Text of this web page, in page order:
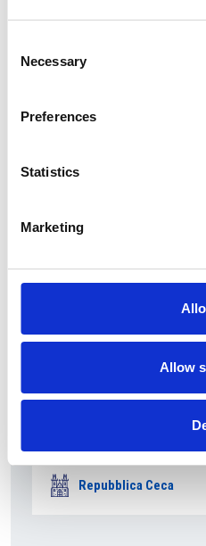
Selection
Necessary
Preferences
Statistics
Marketing
Allow
semestre
7 Agosto 2026
Nel primo semestre è
costruzione di nuove
Repubblica Ceca